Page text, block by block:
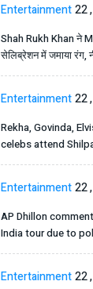
Entertainment22
Shah Rukh Khan ने
सेलिब्रेशन में जमाया रंग,
जवान एक्टर
Entertainment22
Rekha, Govinda,
celebs attend
premiere
Entertainment22
AP Dhillon
India tour due to
Entertainment22